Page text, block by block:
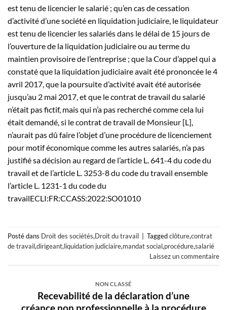
est tenu de licencier le salarié ; qu’en cas de cessation
d’activité d’une société en liquidation judiciaire, le liquidateur
est tenu de licencier les salariés dans le délai de 15 jours de
l’ouverture de la liquidation judiciaire ou au terme du
maintien provisoire de l’entreprise ; que la Cour d’appel qui a
constaté que la liquidation judiciaire avait été prononcée le 4
avril 2017, que la poursuite d’activité avait été autorisée
jusqu’au 2 mai 2017, et que le contrat de travail du salarié
n’était pas fictif, mais qui n’a pas recherché comme cela lui
était demandé, si le contrat de travail de Monsieur [L],
n’aurait pas dû faire l’objet d’une procédure de licenciement
pour motif économique comme les autres salariés, n’a pas
justifié sa décision au regard de l’article L. 641-4 du code du
travail et de l’article L. 3253-8 du code du travail ensemble
l’article L. 1231-1 du code du
travailECLI:FR:CCASS:2022:SO01010
Posté dans Droit des sociétés,Droit du travail Taggedclôture,contrat
de travail,dirigeant,liquidation judiciaire,mandat social,procédure,salarié
Laissez un commentaire
NON CLASSÉ
Recevabilité de la déclaration d’une